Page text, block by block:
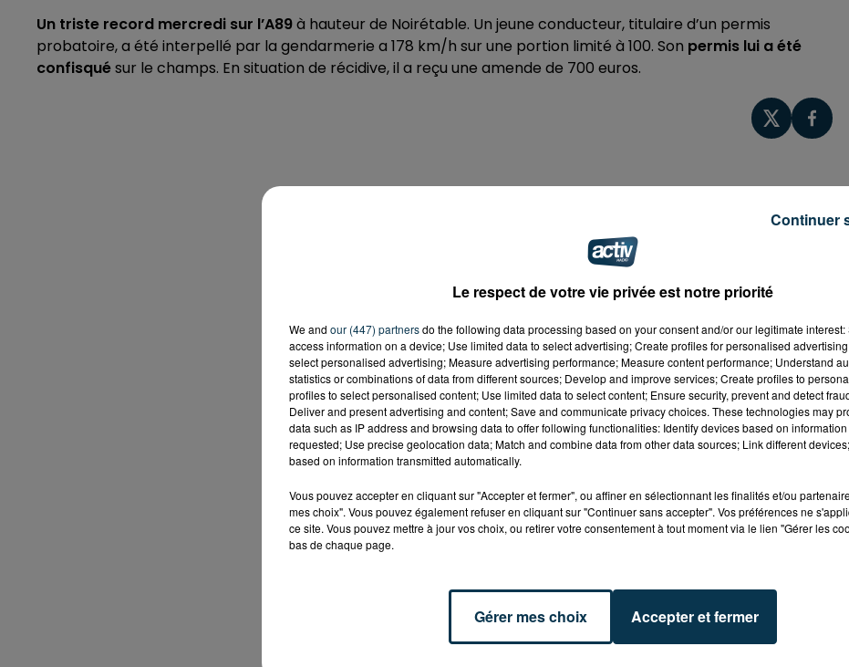
Un triste record mercredi sur l’A89à hauteur de Noirétable. Un jeune conducteur, titulaire d’un permis
probatoire, a été interpellé par la gendarmerie a 178 km/h sur une portion limité à 100. Son permis lui a été
confisquésur le champs. En situation de récidive, il a reçu une amende de 700 euros.
Le respect de votre vie privée est notre priorité
We and our (447) partnersdo the following data processing based on your consent and/or our legitimate interest:
access information on a device; Use limited data to select advertising; Create profiles for personalised
select personalised advertising; Measure advertising performance; Measure content performance; Understand
statistics or combinations of data from different sources; Develop and improve services; Create profiles to
profiles to select personalised content; Use limited data to select content; Ensure security, prevent and detect
Deliver and present advertising and content; Save and communicate privacy choices. These technologies may
data such as IP address and browsing data to offer following functionalities: Identify devices based on
requested; Use precise geolocation data; Match and combine data from other data sources; Link different
based on information transmitted automatically.
Vous pouvez accepter en cliquant sur "Accepter et fermer", ou affiner en sélectionnant les finalités et/ou
mes choix". Vous pouvez également refuser en cliquant sur "Continuer sans accepter". Vos préférences ne
ce site. Vous pouvez mettre à jour vos choix, ou retirer votre consentement à tout moment via le lien "Gérer les
bas de chaque page.
Gérer mes choix Accepter et fermer
Continuer